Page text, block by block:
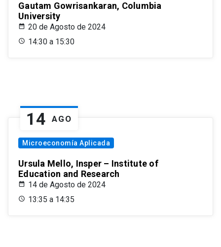
Gautam Gowrisankaran, Columbia
University
20 de Agosto de 2024
14:30 a 15:30
14 AGO
Microeconomía Aplicada
Ursula Mello, Insper – Institute of
Education and Research
14 de Agosto de 2024
13:35 a 14:35